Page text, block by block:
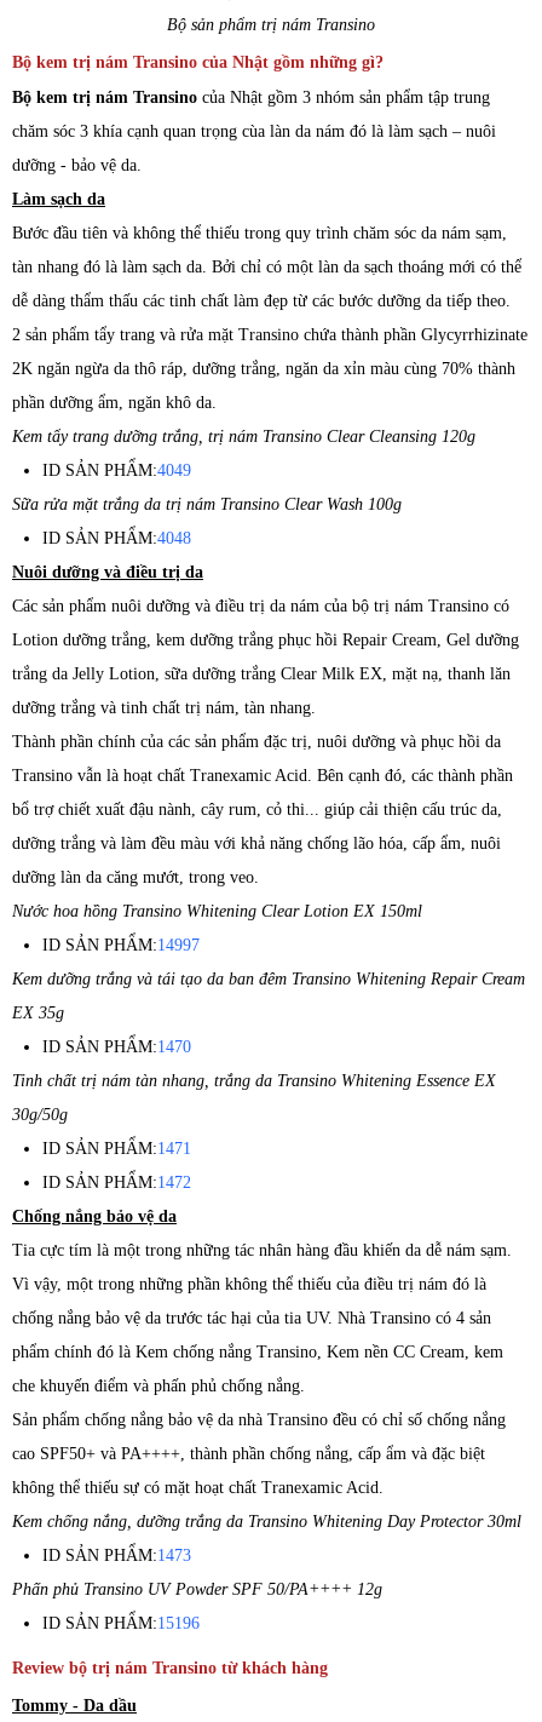
Bộ sản phẩm trị nám Transino
Bộ kem trị nám Transino của Nhật gồm những gì?
Bộ kem trị nám Transino của Nhật gồm 3 nhóm sản phẩm tập trung
chăm sóc 3 khía cạnh quan trọng cùa làn da nám đó là làm sạch – nuôi
dưỡng - bảo vệ da.
Làm sạch da
Bước đầu tiên và không thể thiếu trong quy trình chăm sóc da nám sạm,
tàn nhang đó là làm sạch da. Bởi chỉ có một làn da sạch thoáng mới có thể
dễ dàng thẩm thấu các tinh chất làm đẹp từ các bước dưỡng da tiếp theo.
2 sản phẩm tẩy trang và rửa mặt Transino chứa thành phần Glycyrrhizinate
2K ngăn ngừa da thô ráp, dưỡng trắng, ngăn da xỉn màu cùng 70% thành
phần dưỡng ẩm, ngăn khô da.
Kem tẩy trang dưỡng trắng, trị nám Transino Clear Cleansing 120g
ID SẢN PHẨM:4049
Sữa rửa mặt trắng da trị nám Transino Clear Wash 100g
ID SẢN PHẨM:4048
Nuôi dưỡng và điều trị da
Các sản phẩm nuôi dưỡng và điều trị da nám của bộ trị nám Transino có
Lotion dưỡng trắng, kem dưỡng trắng phục hồi Repair Cream, Gel dưỡng
trắng da Jelly Lotion, sữa dưỡng trắng Clear Milk EX, mặt nạ, thanh lăn
dưỡng trắng và tinh chất trị nám, tàn nhang.
Thành phần chính của các sản phẩm đặc trị, nuôi dưỡng và phục hồi da
Transino vẫn là hoạt chất Tranexamic Acid. Bên cạnh đó, các thành phần
bổ trợ chiết xuất đậu nành, cây rum, cỏ thi... giúp cải thiện cấu trúc da,
dưỡng trắng và làm đều màu với khả năng chống lão hóa, cấp ẩm, nuôi
dưỡng làn da căng mướt, trong veo.
Nước hoa hồng Transino Whitening Clear Lotion EX 150ml
ID SẢN PHẨM:14997
Kem dưỡng trắng và tái tạo da ban đêm Transino Whitening Repair Cream
EX 35g
ID SẢN PHẨM:1470
Tinh chất trị nám tàn nhang, trắng da Transino Whitening Essence EX
30g/50g
ID SẢN PHẨM:1471
ID SẢN PHẨM:1472
Chống nắng bảo vệ da
Tia cực tím là một trong những tác nhân hàng đầu khiến da dễ nám sạm.
Vì vậy, một trong những phần không thể thiếu của điều trị nám đó là
chống nắng bảo vệ da trước tác hại của tia UV. Nhà Transino có 4 sản
phẩm chính đó là Kem chống nắng Transino, Kem nền CC Cream, kem
che khuyến điểm và phấn phủ chống nắng.
Sản phẩm chống nắng bảo vệ da nhà Transino đều có chỉ số chống nắng
cao SPF50+ và PA++++, thành phần chống nắng, cấp ẩm và đặc biệt
không thể thiếu sự có mặt hoạt chất Tranexamic Acid.
Kem chống nắng, dưỡng trắng da Transino Whitening Day Protector 30ml
ID SẢN PHẨM:1473
Phấn phủ Transino UV Powder SPF 50/PA++++ 12g
ID SẢN PHẨM:15196
Review bộ trị nám Transino từ khách hàng
Tommy - Da dầu